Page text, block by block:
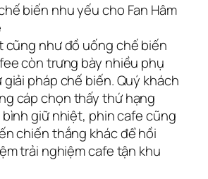
biến nhu yếu cho Fan Hâm
cũng như đồ uống chế biến
còn trưng bày nhiều phụ
pháp chế biến. Quý khách
cáp chọn thấy thứ hạng
bình giữ nhiệt, phin cafe cũng
chiến thắng khác để hồi
trải nghiệm cafe tận khu